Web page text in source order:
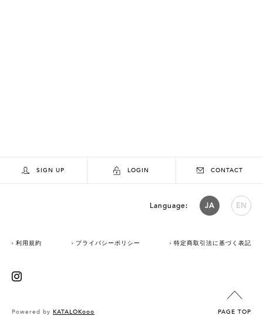
SIGN UP LOGIN CONTACT
Language: JA EN
利用規約 プライバシーポリシー 特定商取引法に基づく表記
Powered by KATALOKooo PAGE TOP